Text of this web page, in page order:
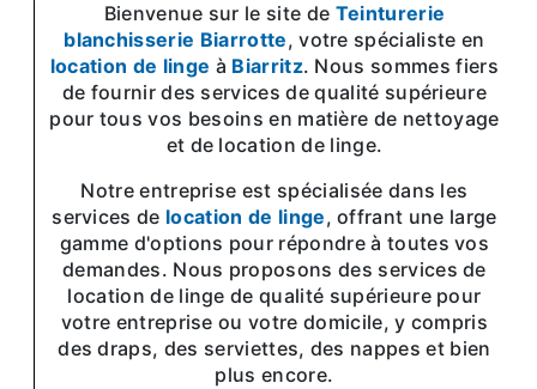
Bienvenue sur le site de Teinturerie
blanchisserie Biarrotte, votre spécialiste en
location de linge à Biarritz. Nous sommes fiers
de fournir des services de qualité supérieure
pour tous vos besoins en matière de nettoyage
et de location de linge.
Notre entreprise est spécialisée dans les
services de location de linge, offrant une large
gamme d'options pour répondre à toutes vos
demandes. Nous proposons des services de
location de linge de qualité supérieure pour
votre entreprise ou votre domicile, y compris
des draps, des serviettes, des nappes et bien
plus encore.